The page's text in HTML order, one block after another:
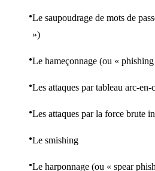
Le saupoudrage de mots de
»)
Le hameçonnage (ou «
Les attaques par tableau arc-en-
Les attaques par la force brute
Le smishing
Le harponnage (ou « spear